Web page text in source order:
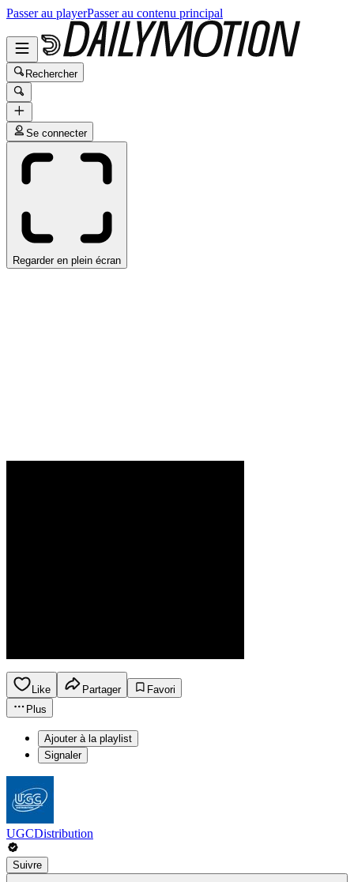
Passer au playerPasser au contenu principal
Rechercher
Se connecter
Regarder en plein écran
Like Partager
Favori
Plus
Ajouter à la playlist
Signaler
UGCDistribution
Suivre